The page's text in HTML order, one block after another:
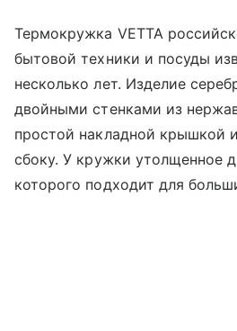
Термокружка VETTA
бытовой техники и посуды
несколько лет. Изделие
двойными стенками из
простой накладной крышкой
сбоку. У кружки утолщенное
которого подходит для